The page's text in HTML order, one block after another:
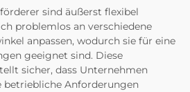
sind äußerst flexibel
problemlos an verschiedene
anpassen, wodurch sie für eine
geeignet sind. Diese
sicher, dass Unternehmen
betriebliche Anforderungen